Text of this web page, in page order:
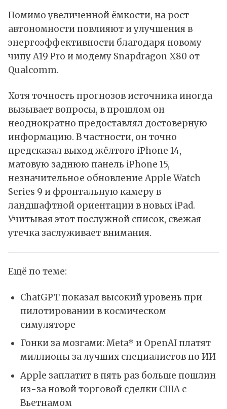
Помимо увеличенной ёмкости, на рост
автономности повлияют и улучшения в
энергоэффективности благодаря новому
чипуA19 Pro и модему Snapdragon X80 от
Qualcomm.
Хотя точность прогнозов источника иногда
вызывает вопросы, в прошлом он
неоднократно предоставлял достоверную
информацию. В частности, он точно
предсказал выход жёлтого iPhone 14,
матовую заднюю панель iPhone 15,
незначительное обновление Apple Watch
Series 9 и фронтальную камеру в
ландшафтной ориентации в новых iPad.
Учитывая этот послужной список, свежая
утечка заслуживает внимания.
Ещё по теме:
ChatGPT показал высокий уровень при
пилотировании в космическом
симуляторе
Гонки за мозгами: Meta* и OpenAI платят
миллионы за лучших специалистов по ИИ
Apple заплатит в пять раз больше пошлин
из-за новой торговой сделки США с
Вьетнамом